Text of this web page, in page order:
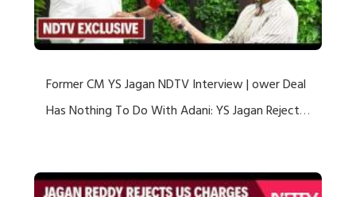
Former CM YS Jagan NDTV Interview | ower Deal
Has Nothing To Do With Adani: YS Jagan Rejects